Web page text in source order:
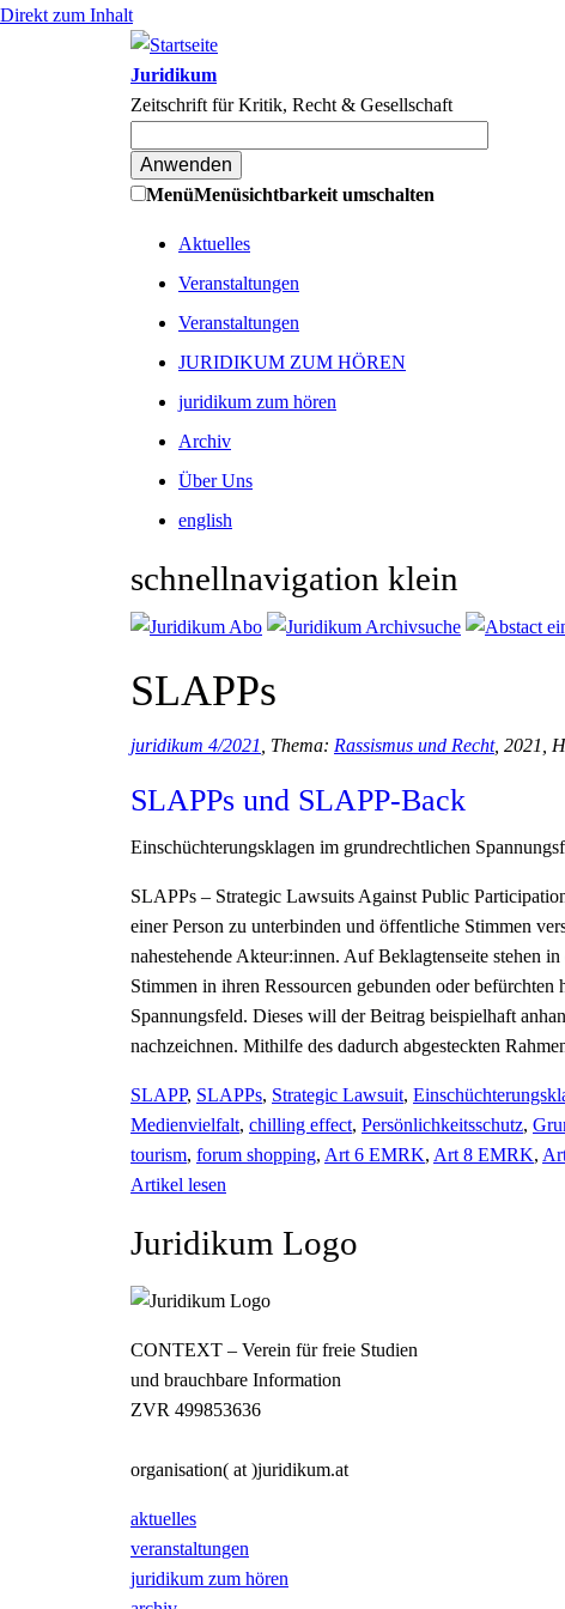
Direkt zum Inhalt
Juridikum
Zeitschrift für Kritik, Recht & Gesellschaft
MenüMenüsichtbarkeit umschalten
Aktuelles
Veranstaltungen
Veranstaltungen
JURIDIKUM ZUM HÖREN
juridikum zum hören
Archiv
Über Uns
english
schnellnavigation klein
SLAPPs
juridikum 4/2021 , Thema: Rassismus und Recht, 2021,
SLAPPs und SLAPP-Back
Einschüchterungsklagen im grundrechtlichen
SLAPPs – Strategic Lawsuits Against Public
einer Person zu unterbinden und öffentliche Stimmen
nahestehende Akteur:innen. Auf Beklagtenseite stehen
Stimmen in ihren Ressourcen gebunden oder
Spannungsfeld. Dieses will der Beitrag beispielhaft
nachzeichnen. Mithilfe des dadurch abgesteckten
SLAPP, SLAPPs, Strategic Lawsuit,
Medienvielfalt, chilling effect, Persönlichkeitsschutz,
tourism, forum shopping, Art 6 EMRK, Art 8 EMRK,
Artikel lesen
Juridikum Logo
CONTEXT – Verein für freie Studien
und brauchbare Information
ZVR 499853636
organisation( at )juridikum.at
aktuelles
veranstaltungen
juridikum zum hören